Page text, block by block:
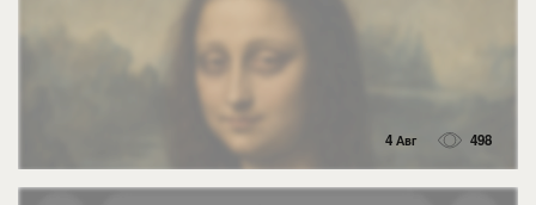
4 Авг 498